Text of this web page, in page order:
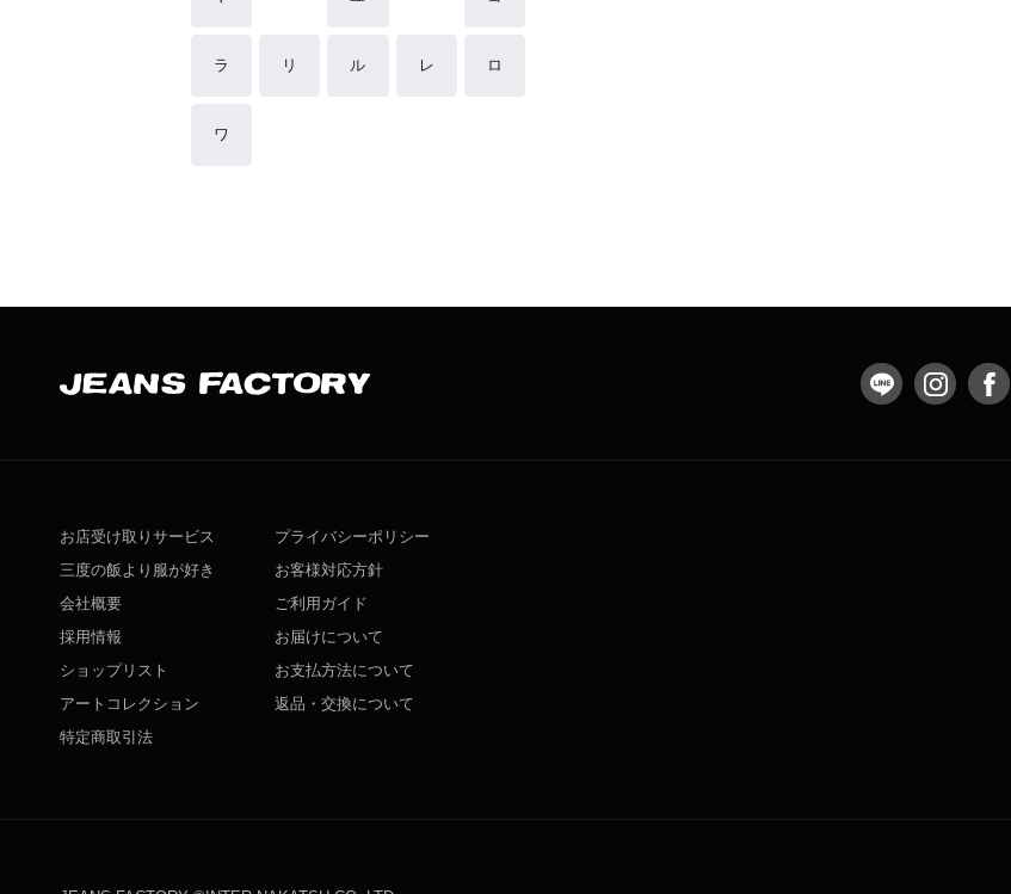
ラ リ ル レ ロ
ワ
お店受け取りサービス
三度の飯より服が好き
会社概要
採用情報
ショップリスト
アートコレクション
特定商取引法
プライバシーポリシー
お客様対応方針
ご利用ガイド
お届けについて
お支払方法について
返品・交換について